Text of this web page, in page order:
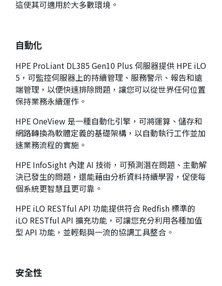
這使其可適用於大多數環境。
自動化
HPE ProLiant DL385 Gen10 Plus 伺服器提供 HPE iLO
5，可監控伺服器上的持續管理、服務警示、報告和遠
端管理，以便快速排除問題，讓您可以從世界任何位置
保持業務永續運作。
HPE OneView 是一種自動化引擎，可將運算、儲存和
網路轉換為軟體定義的基礎架構，以自動執行工作並加
速業務流程的實施。
HPE InfoSight 內建 AI 技術，可預測潛在問題、主動解
決已發生的問題，還能藉由分析資料持續學習，促使每
個系統更智慧且更可靠。
HPE iLO RESTful API 功能提供符合 Redfish 標準的
iLO RESTful API 擴充功能，可讓您充分利用各種加值
型 API 功能，並輕鬆與一流的協調工具整合。
安全性